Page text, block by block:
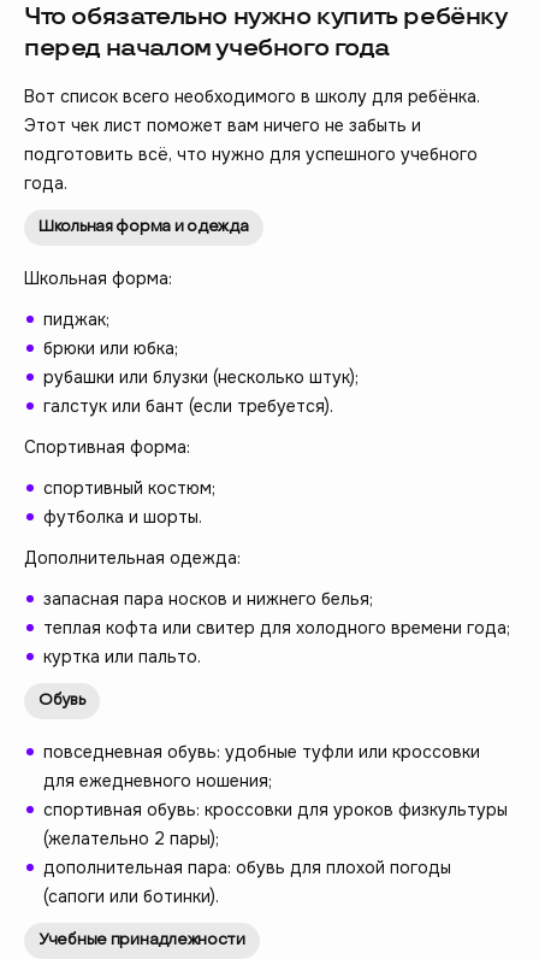
Что обязательно нужно купить ребёнку
перед началом учебного года
Вот список всего необходимого в школу для ребёнка.
Этот чек лист поможет вам ничего не забыть и
подготовить всё, что нужно для успешного учебного
года.
Школьная форма и одежда
Школьная форма:
пиджак;
брюки или юбка;
рубашки или блузки (несколько штук);
галстук или бант (если требуется).
Спортивная форма:
спортивный костюм;
футболка и шорты.
Дополнительная одежда:
запасная пара носков и нижнего белья;
теплая кофта или свитер для холодного времени года;
куртка или пальто.
Обувь
повседневная обувь: удобные туфли или кроссовки
для ежедневного ношения;
спортивная обувь: кроссовки для уроков физкультуры
(желательно 2 пары);
дополнительная пара: обувь для плохой погоды
(сапоги или ботинки).
Учебные принадлежности